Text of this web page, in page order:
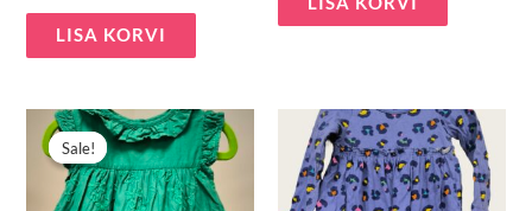
LISA KORVI
Sale!
Sale!
Algne
hind
oli:
4,50 €.
Praegune
hind
on:
2,50 €.